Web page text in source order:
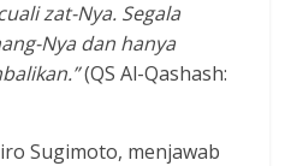
zat-Nya. Segala
Nya dan hanya
(QS Al-Qashash:
Sugimoto, menjawab